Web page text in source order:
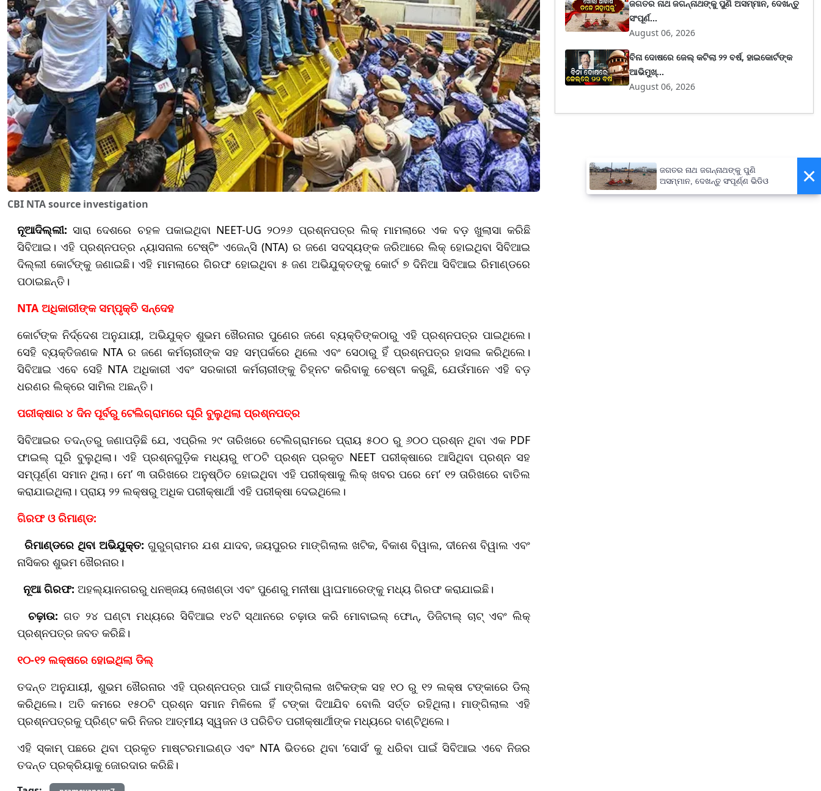
CBI NTA source investigation
ନୂଆଦିଲ୍ଲୀ: ସାରା ଦେଶରେ ଚହଳ ପକାଇଥିବା NEET-UG ୨୦୨୬ ପ୍ରଶ୍ନପତ୍ର ଲିକ୍ ମାମଲାରେ ଏକ ବଡ଼ ଖୁଲାସା କରିଛି
ସିବିଆଇ। ଏହି ପ୍ରଶ୍ନପତ୍ର ନ୍ୟାସନାଲ ଟେଷ୍ଟିଂ ଏଜେନ୍ସି (NTA) ର ଜଣେ ସଦସ୍ୟଙ୍କ ଜରିଆରେ ଲିକ୍ ହୋଇଥିବା ସିବିଆଇ
ଦିଲ୍ଲୀ କୋର୍ଟଙ୍କୁ ଜଣାଇଛି। ଏହି ମାମଲାରେ ଗିରଫ ହୋଇଥିବା ୫ ଜଣ ଅଭିଯୁକ୍ତଙ୍କୁ କୋର୍ଟ ୭ ଦିନିଆ ସିବିଆଇ ରିମାଣ୍ଡରେ
ପଠାଇଛନ୍ତି।
NTA ଅଧିକାରୀଙ୍କ ସମ୍ପୃକ୍ତି ସନ୍ଦେହ
କୋର୍ଟଙ୍କ ନିର୍ଦ୍ଦେଶ ଅନୁଯାୟୀ, ଅଭିଯୁକ୍ତ ଶୁଭମ ଖୈରନାର ପୁଣେର ଜଣେ ବ୍ୟକ୍ତିଙ୍କଠାରୁ ଏହି ପ୍ରଶ୍ନପତ୍ର ପାଇଥିଲେ।
ସେହି ବ୍ୟକ୍ତିଜଣକ NTA ର ଜଣେ କର୍ମଚାରୀଙ୍କ ସହ ସମ୍ପର୍କରେ ଥିଲେ ଏବଂ ସେଠାରୁ ହିଁ ପ୍ରଶ୍ନପତ୍ର ହାସଲ କରିଥିଲେ।
ସିବିଆଇ ଏବେ ସେହି NTA ଅଧିକାରୀ ଏବଂ ସରକାରୀ କର୍ମଚାରୀଙ୍କୁ ଚିହ୍ନଟ କରିବାକୁ ଚେଷ୍ଟା କରୁଛି, ଯେଉଁମାନେ ଏହି ବଡ଼
ଧରଣର ଲିକ୍‌ରେ ସାମିଲ ଅଛନ୍ତି।
ପରୀକ୍ଷାର ୪ ଦିନ ପୂର୍ବରୁ ଟେଲିଗ୍ରାମରେ ଘୂରି ବୁଲୁଥିଲା ପ୍ରଶ୍ନପତ୍ର
ସିବିଆଇର ତଦନ୍ତରୁ ଜଣାପଡ଼ିଛି ଯେ, ଏପ୍ରିଲ ୨୯ ତାରିଖରେ ଟେଲିଗ୍ରାମରେ ପ୍ରାୟ ୫୦୦ ରୁ ୬୦୦ ପ୍ରଶ୍ନ ଥିବା ଏକ PDF
ଫାଇଲ୍ ଘୂରି ବୁଲୁଥିଲା। ଏହି ପ୍ରଶ୍ନଗୁଡ଼ିକ ମଧ୍ୟରୁ ୧୮୦ଟି ପ୍ରଶ୍ନ ପ୍ରକୃତ NEET ପରୀକ୍ଷାରେ ଆସିଥିବା ପ୍ରଶ୍ନ ସହ
ସମ୍ପୂର୍ଣ୍ଣ ସମାନ ଥିଲା। ମେ’ ୩ ତାରିଖରେ ଅନୁଷ୍ଠିତ ହୋଇଥିବା ଏହି ପରୀକ୍ଷାକୁ ଲିକ୍ ଖବର ପରେ ମେ’ ୧୨ ତାରିଖରେ ବାତିଲ
କରାଯାଇଥିଲା। ପ୍ରାୟ ୨୨ ଲକ୍ଷରୁ ଅଧିକ ପରୀକ୍ଷାର୍ଥୀ ଏହି ପରୀକ୍ଷା ଦେଇଥିଲେ।
ଗିରଫ ଓ ରିମାଣ୍ଡ:
ରିମାଣ୍ଡରେ ଥିବା ଅଭିଯୁକ୍ତ: ଗୁରୁଗ୍ରାମର ଯଶ ଯାଦବ, ଜୟପୁରର ମାଙ୍ଗିଲାଲ ଖଟିକ, ବିକାଶ ବିୱାଲ, ଦୀନେଶ ବିୱାଲ ଏବଂ
ନାସିକର ଶୁଭମ ଖୈରନାର।
ନୂଆ ଗିରଫ: ଅହଲ୍ୟାନଗରରୁ ଧନଞ୍ଜୟ ଲୋଖଣ୍ଡା ଏବଂ ପୁଣେରୁ ମନୀଷା ୱାଘମାରେଙ୍କୁ ମଧ୍ୟ ଗିରଫ କରାଯାଇଛି।
ଚଢ଼ାଉ: ଗତ ୨୪ ଘଣ୍ଟା ମଧ୍ୟରେ ସିବିଆଇ ୧୪ଟି ସ୍ଥାନରେ ଚଢ଼ାଉ କରି ମୋବାଇଲ୍ ଫୋନ୍, ଡିଜିଟାଲ୍ ଚାଟ୍ ଏବଂ ଲିକ୍
ପ୍ରଶ୍ନପତ୍ର ଜବତ କରିଛି।
୧୦-୧୨ ଲକ୍ଷରେ ହୋଇଥିଲା ଡିଲ୍
ତଦନ୍ତ ଅନୁଯାୟୀ, ଶୁଭମ ଖୈରନାର ଏହି ପ୍ରଶ୍ନପତ୍ର ପାଇଁ ମାଙ୍ଗିଲାଲ ଖଟିକଙ୍କ ସହ ୧୦ ରୁ ୧୨ ଲକ୍ଷ ଟଙ୍କାରେ ଡିଲ୍
କରିଥିଲେ। ଅତି କମରେ ୧୫୦ଟି ପ୍ରଶ୍ନ ସମାନ ମିଳିଲେ ହିଁ ଟଙ୍କା ଦିଆଯିବ ବୋଲି ସର୍ତ୍ତ ରହିଥିଲା। ମାଙ୍ଗିଲାଲ ଏହି
ପ୍ରଶ୍ନପତ୍ରକୁ ପ୍ରିଣ୍ଟ କରି ନିଜର ଆତ୍ମୀୟ ସ୍ୱଜନ ଓ ପରିଚିତ ପରୀକ୍ଷାର୍ଥୀଙ୍କ ମଧ୍ୟରେ ବାଣ୍ଟିଥିଲେ।
ଏହି ସ୍କାମ୍ ପଛରେ ଥିବା ପ୍ରକୃତ ମାଷ୍ଟରମାଇଣ୍ଡ ଏବଂ NTA ଭିତରେ ଥିବା ‘ସୋର୍ସ’ କୁ ଧରିବା ପାଇଁ ସିବିଆଇ ଏବେ ନିଜର
ତଦନ୍ତ ପ୍ରକ୍ରିୟାକୁ ଜୋରଦାର କରିଛି।
ଜଗତର ନାଥ ଜଗନ୍ନାଥଙ୍କୁ ପୁଣି ଅସମ୍ମାନ, ଦେଖନ୍ତୁ
ସଂପୂର୍ଣ...
August 06, 2026
ବିନା ଦୋଷରେ ଜେଲ୍ କଟିଲା ୨୨ ବର୍ଷ, ହାଇକୋର୍ଟଙ୍କ
ଆଭିମୁଖ୍...
August 06, 2026
×
ଜଗତର ନାଥ ଜଗନ୍ନାଥଙ୍କୁ ପୁଣି
ଅସମ୍ମାନ, ଦେଖନ୍ତୁ ସଂପୂର୍ଣ୍ଣ ଭିଡିଓ